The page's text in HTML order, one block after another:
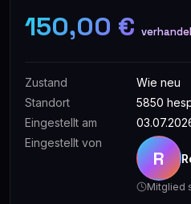
150,00 €
Zustand
Wie neu
Standort
5850
Eingestellt am
Eingestellt von
R
Mitglied